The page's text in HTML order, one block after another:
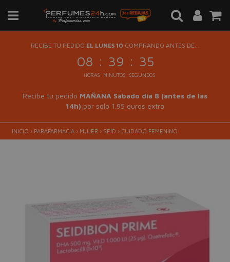
RECIBE TU PEDIDO EL LUNES 10 COMPRANDO ANTES DE...
08 : 39 : 35
HORAS MINUTOS SEGUNDOS
Recibe tu pedido MAÑANA Sábado día 8 (antes de las
14h) por sólo 1.95 euros extra
INICIO › PARAFARMACIA › MUJER › SEID › CUIDADO FEMENINO